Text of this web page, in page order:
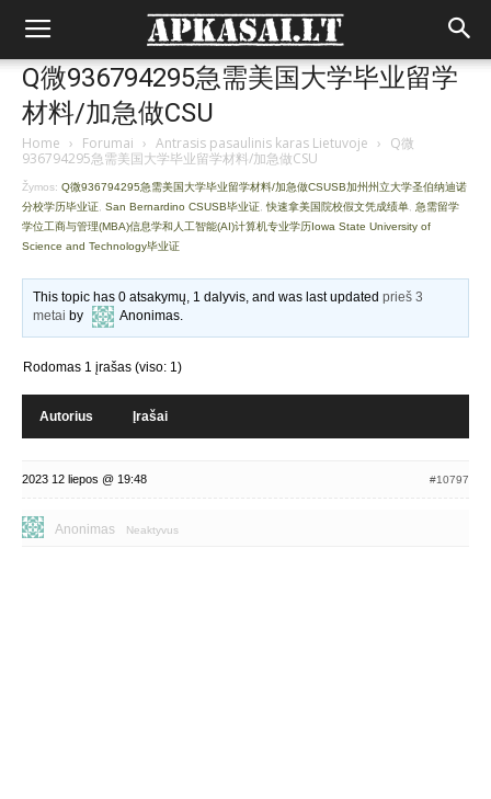
Q微936794295急需美国大学毕业留学
材料/加急做CSU
Home › Forumai › Antrasis pasaulinis karas Lietuvoje › Q微
936794295急需美国大学毕业留学材料/加急做CSU
Žymos: Q微936794295急需美国大学毕业留学材料/加急做CSUSB加州州立大学圣伯纳迪诺
分校学历毕业证 San Bernardino CSUSB毕业证 快速拿美国院校假文凭成绩单 急需留学
学位工商与管理(MBA)信息学和人工智能(AI)计算机专业学历Iowa State University of
Science and Technology毕业证
This topic has 0 atsakymų, 1 dalyvis, and was last updatedprieš 3
metai by Anonimas.
Rodomas 1 įrašas (viso: 1)
Autorius Įrašai
2023 12 liepos @ 19:48 #10797
Anonimas Neaktyvus